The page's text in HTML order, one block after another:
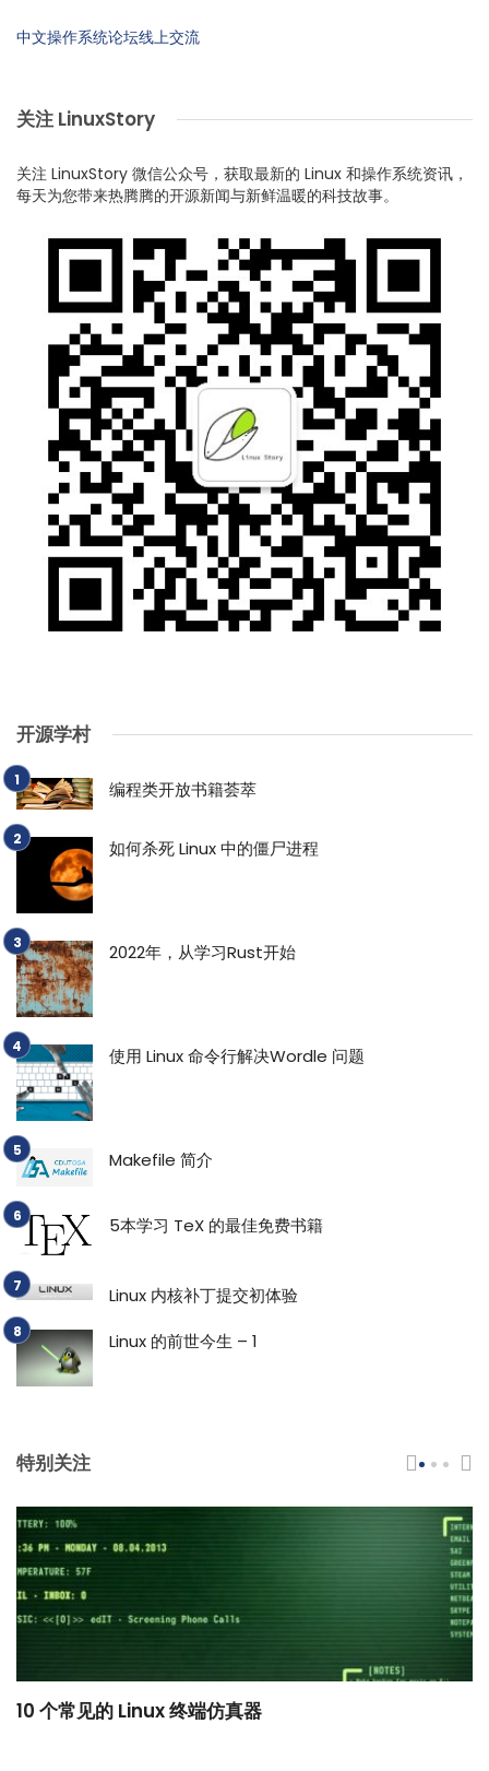
中文操作系统论坛线上交流
关注 LinuxStory
关注 LinuxStory 微信公众号，获取最新的 Linux 和操作系统资讯，
每天为您带来热腾腾的开源新闻与新鲜温暖的科技故事。
开源学村
编程类开放书籍荟萃
如何杀死 Linux 中的僵尸进程
2022年，从学习Rust开始
使用 Linux 命令行解决Wordle 问题
Makefile 简介
5本学习 TeX 的最佳免费书籍
Linux 内核补丁提交初体验
Linux 的前世今生 – 1
特别关注
10 个常见的 Linux 终端仿真器